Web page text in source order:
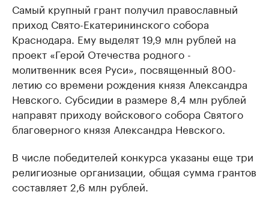
Самый крупный грант получил православный
приход Свято-Екатерининского собора
Краснодара. Ему выделят 19,9 млн рублей на
проект «Герой Отечества родного -
молитвенник всея Руси», посвященный 800-
летию со времени рождения князя Александра
Невского. Субсидии в размере 8,4 млн рублей
направят приходу войскового собора Святого
благоверного князя Александра Невского.
В числе победителей конкурса указаны еще три
религиозные организации, общая сумма грантов
составляет 2,6 млн рублей.